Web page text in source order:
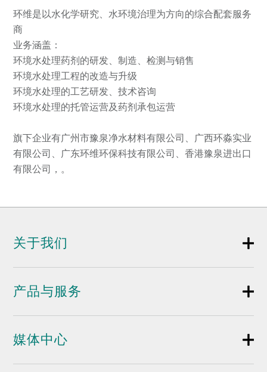
环维是以水化学研究、水环境治理为方向的综合配套服务
商
业务涵盖：
环境水处理药剂的研发、制造、检测与销售
环境水处理工程的改造与升级
环境水处理的工艺研发、技术咨询
环境水处理的托管运营及药剂承包运营
旗下企业有广州市豫泉净水材料有限公司、广西环淼实业
有限公司、广东环维环保科技有限公司、香港豫泉进出口
有限公司，。
关于我们
产品与服务
媒体中心